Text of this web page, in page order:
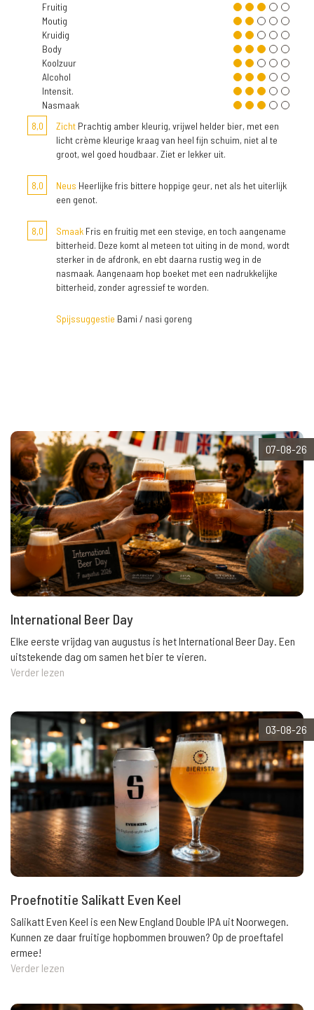
Fruitig
Moutig
Kruidig
Body
Koolzuur
Alcohol
Intensit.
Nasmaak
8,0
Zicht Prachtig amber kleurig, vrijwel helder bier, met een
licht crème kleurige kraag van heel fijn schuim, niet al te
groot, wel goed houdbaar. Ziet er lekker uit.
8,0 Neus Heerlijke fris bittere hoppige geur, net als het uiterlijk
een genot.
8,0 Smaak Fris en fruitig met een stevige, en toch aangename
bitterheid. Deze komt al meteen tot uiting in de mond, wordt
sterker in de afdronk, en ebt daarna rustig weg in de
nasmaak. Aangenaam hop boeket met een nadrukkelijke
bitterheid, zonder agressief te worden.
Spijssuggestie Bami / nasi goreng
07-08-26
International Beer Day
Elke eerste vrijdag van augustus is het International Beer Day. Een
uitstekende dag om samen het bier te vieren.
Verder lezen
03-08-26
Proefnotitie Salikatt Even Keel
Salikatt Even Keel is een New England Double IPA uit Noorwegen.
Kunnen ze daar fruitige hopbommen brouwen? Op de proeftafel
ermee!
Verder lezen